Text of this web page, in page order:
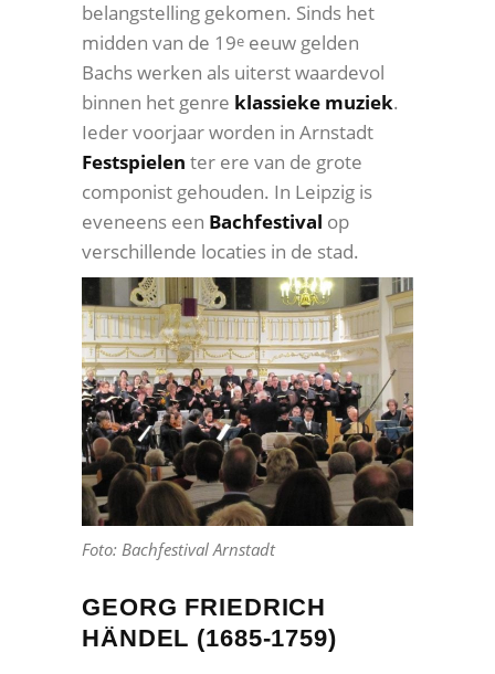
belangstelling gekomen. Sinds het
midden van de 19e eeuw gelden
Bachs werken als uiterst waardevol
binnen het genre klassieke muziek.
Ieder voorjaar worden in Arnstadt
Festspielen ter ere van de grote
componist gehouden. In Leipzig is
eveneens een Bachfestival op
verschillende locaties in de stad.
Foto: Bachfestival Arnstadt
GEORG FRIEDRICH
HÄNDEL (1685-1759)